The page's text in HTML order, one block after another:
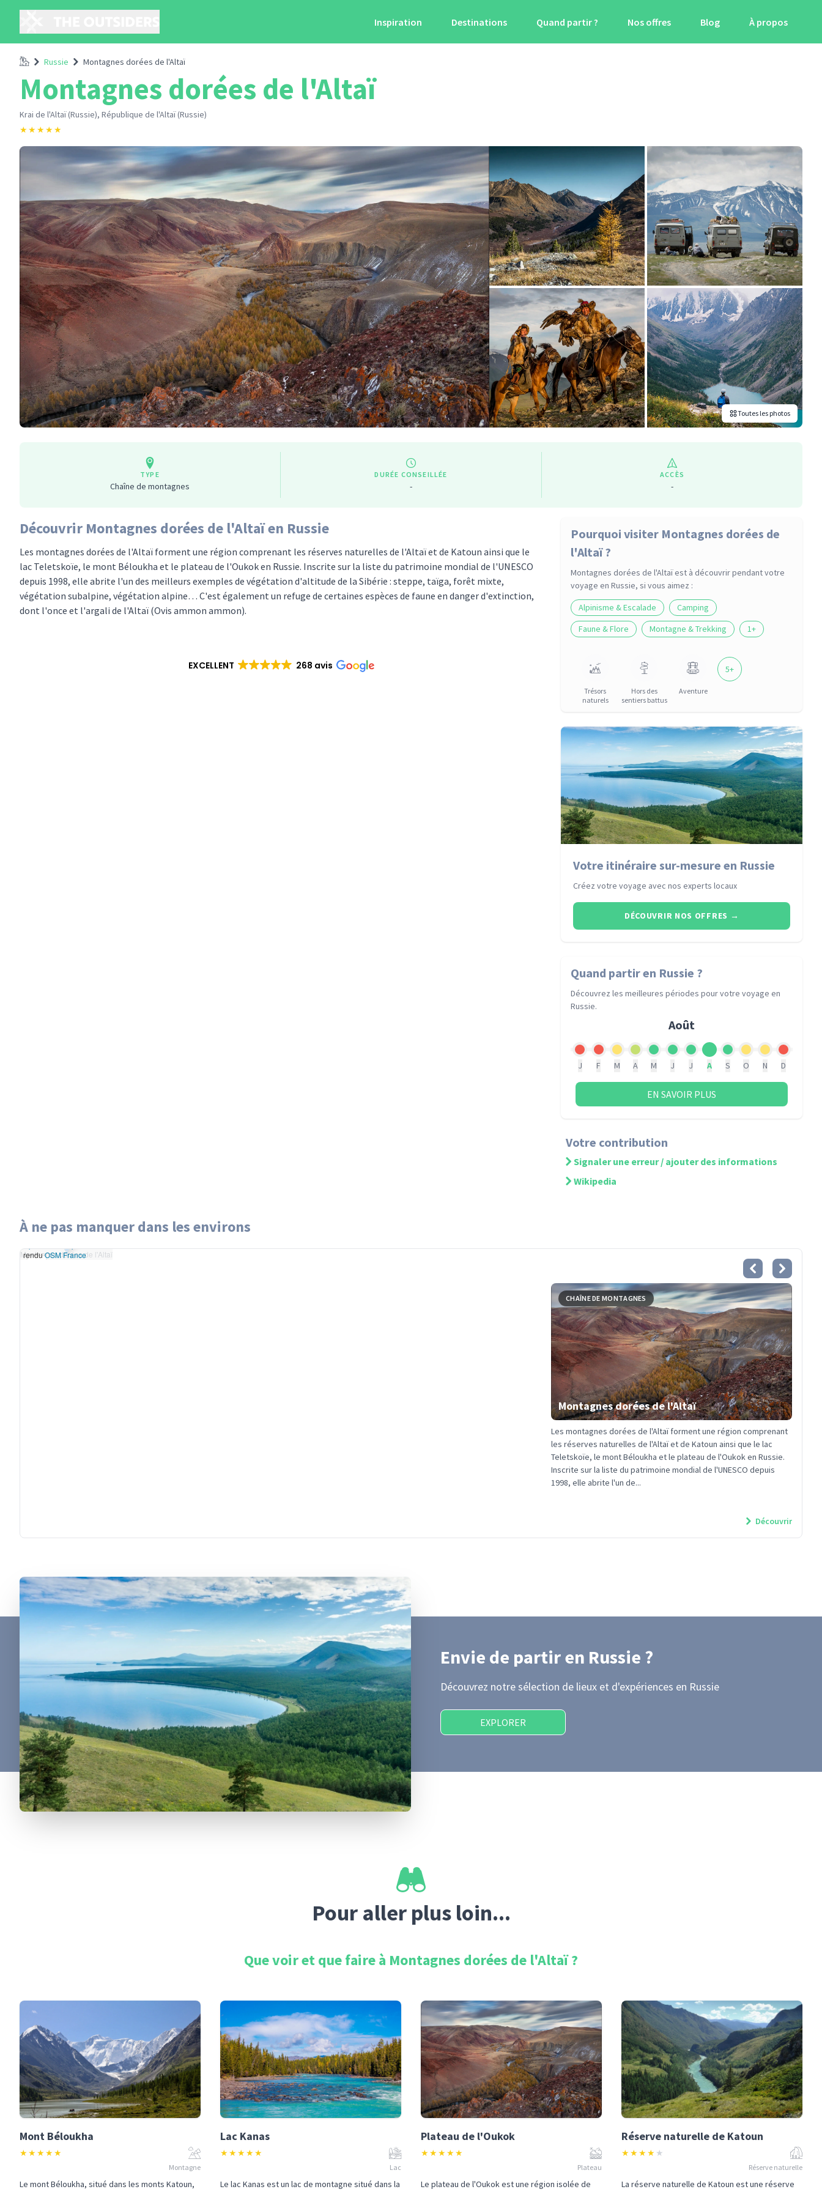
Inspiration Destinations Quand partir ? Nos offres Blog À propos
Accueil
Russie Montagnes dorées de l'Altaï
Montagnes dorées de l'Altaï
Krai de l'Altaï (Russie), République de l'Altaï (Russie)
★★★★★
Toutes les photos
TYPE
Chaîne de montagnes
DURÉE CONSEILLÉE
-
ACCÈS
-
Découvrir Montagnes dorées de l'Altaï en Russie
Les montagnes dorées de l'Altaï forment une région comprenant les réserves naturelles de l'Altaï et de Katoun ainsi que le
lac Teletskoïe, le mont Béloukha et le plateau de l'Oukok en Russie. Inscrite sur la liste du patrimoine mondial de l'UNESCO
depuis 1998, elle abrite l'un des meilleurs exemples de végétation d'altitude de la Sibérie : steppe, taïga, forêt mixte,
végétation subalpine, végétation alpine… C'est également un refuge de certaines espèces de faune en danger d'extinction,
dont l'once et l'argali de l'Altaï (Ovis ammon ammon).
EXCELLENT 268 avis
Pourquoi visiter Montagnes dorées de
l'Altaï ?
Montagnes dorées de l'Altaïest à découvrir pendant votre
voyage en Russie, si vous aimez :
Alpinisme & Escalade
Camping
Faune & Flore
Montagne & Trekking 1+
Trésors
naturels
Hors des
sentiers battus
Aventure
5+
Votre itinéraire sur-mesure en Russie
Créez votre voyage avec nos experts locaux
DÉCOUVRIR NOS OFFRES →
Quand partiren Russie ?
Découvrez les meilleures périodes pour votre voyageen
Russie.
Août
J F M A M J J A S O N D
EN SAVOIR PLUS
Votre contribution
Signaler une erreur / ajouter des informations
Wikipedia
À ne pas manquer dans les environs
Montagnes dorées de l'Altaï
Leaflet données ©
renduOSM France
Montagnes dorées de l'Altaï
CHAÎNE DE MONTAGNES
Montagnes dorées de l'Altaï
Les montagnes dorées de l'Altaï forment une région comprenant
les réserves naturelles de l'Altaï et de Katoun ainsi que le lac
Teletskoïe, le mont Béloukha et le plateau de l'Oukok en Russie.
Inscrite sur la liste du patrimoine mondial de l'UNESCO depuis
1998, elle abrite l'un de...
Découvrir
Envie de partiren Russie ?
Découvrez notre sélection de lieux et d'expériences en Russie
EXPLORER
Pour aller plus loin...
Que voir et que faire à Montagnes dorées de l'Altaï?
Mont Béloukha
★★★★★
Montagne
Le mont Béloukha, situé dans les monts Katoun,
Lac Kanas
★★★★★
Lac
Le lac Kanas est un lac de montagne situé dans la
Plateau de l'Oukok
★★★★★
Plateau
Le plateau de l'Oukok est une région isolée de
Réserve naturelle de Katoun
★★★★ ★
Réserve naturelle
La réserve naturelle de Katoun est une réserve